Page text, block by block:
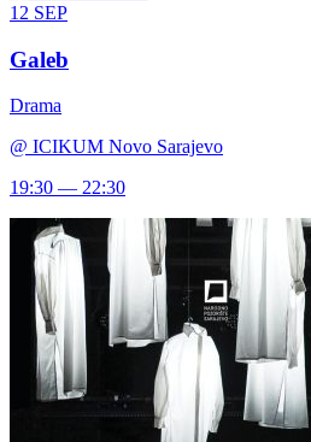
12 SEP
Galeb
Drama
@ ICIKUM Novo Sarajevo
19:30 — 22:30